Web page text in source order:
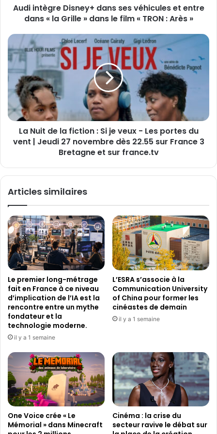
m
a
l
i
s
e
+
d
a
n
v
h
u
l
e
s
e
e
n
t
r
e
d
n
s
«
l
a
G
r
i
Audi intègre Disney+ dans ses véhicules et entre
dans « la Grille » dans le film « TRON : Arès »
L
a
N
u
t
d
e
l
o
S
i
j
e
v
u
x
L
e
s
o
r
t
e
s
d
u
v
La Nuit de la fiction : Si je veux - Les portes du
vent | Jeudi 27 novembre dès 22.55 sur France 3
Bretagne et sur france.tv
Articles similaires
Le premier long-métrage
fait en France à ce niveau
d’implication de l’IA est la
rencontre entre un mythe
fondateur et la
technologie moderne.
il y a 1 semaine
L’ESRA s’associe à la
Communication University
of China pour former les
cinéastes de demain
il y a 1 semaine
One Voice crée « Le
Mémorial » dans Minecraft
Cinéma : la crise du
secteur ravive le débat sur